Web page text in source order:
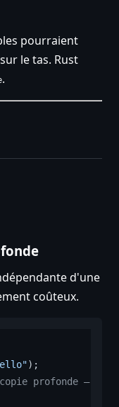
pourraient
le tas. Rust
.
d'une
coûteux.
);
profonde —